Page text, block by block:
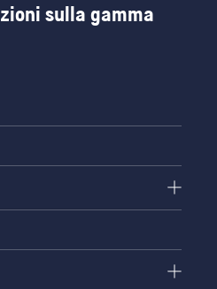
sulla gamma